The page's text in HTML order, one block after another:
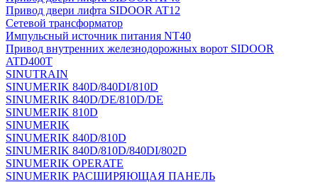
Привод двери лифта SIDOOR AT12
Сетевой трансформатор
Импульсный источник питания NT40
Привод внутренних железнодорожных ворот SIDOOR
ATD400T
SINUTRAIN
SINUMERIK 840D/840DI/810D
SINUMERIK 840D/DE/810D/DE
SINUMERIK 810D
SINUMERIK
SINUMERIK 840D/810D
SINUMERIK 840D/810D/840DI/802D
SINUMERIK OPERATE
SINUMERIK РАСШИРЯЮЩАЯ ПАНЕЛЬ